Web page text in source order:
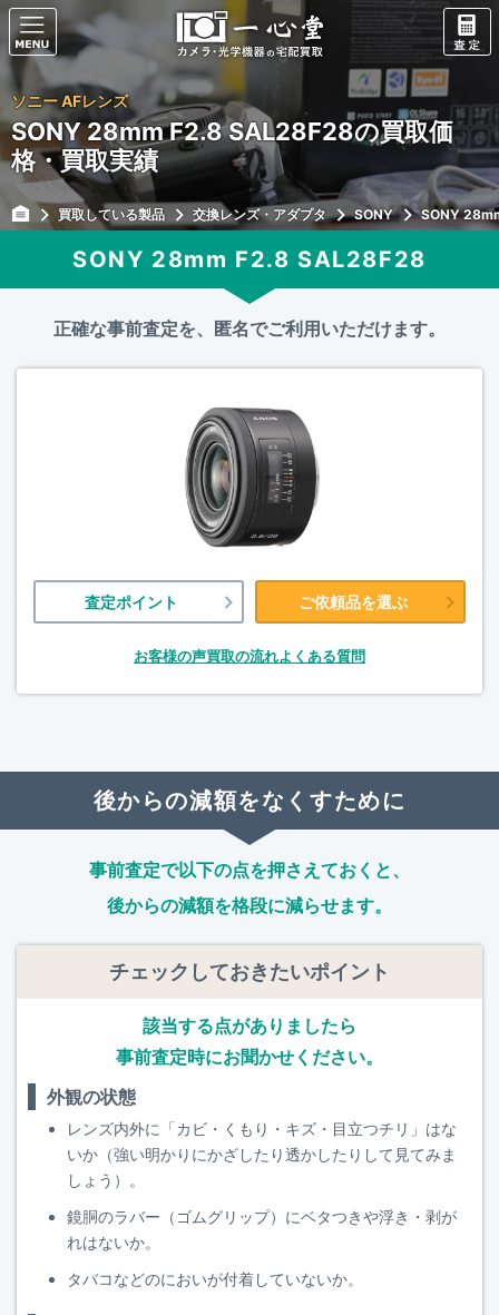
ソニー AFレンズ
SONY 28mm F2.8 SAL28F28の買取価
格・買取実績
買取している製品 交換レンズ・アダプタ SONY SONY
SONY 28mm F2.8 SAL28F28
正確な事前査定を、匿名でご利用いただけます。
査定ポイント ご依頼品を選ぶ
お客様の声買取の流れよくある質問
後からの減額をなくすために
事前査定で以下の点を押さえておくと、
後からの減額を格段に減らせます。
チェックしておきたいポイント
該当する点がありましたら
事前査定時にお聞かせください。
外観の状態
レンズ内外に「カビ・くもり・キズ・目立つチリ」はな
いか（強い明かりにかざしたり透かしたりして見てみま
しょう）。
鏡胴のラバー（ゴムグリップ）にベタつきや浮き・剥が
れはないか。
タバコなどのにおいが付着していないか。